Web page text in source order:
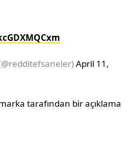
April 11,
tarafından bir açıklama